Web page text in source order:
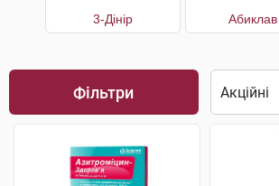
3-Дінір Абиклав
Фільтри